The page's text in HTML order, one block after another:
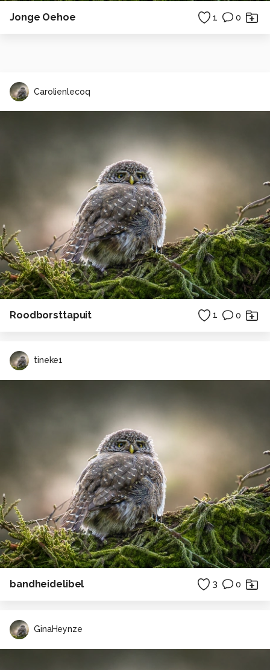
Jonge Oehoe 1 0
Carolienlecoq
Roodborsttapuit 1 0
tineke1
bandheidelibel 3 0
GinaHeynze